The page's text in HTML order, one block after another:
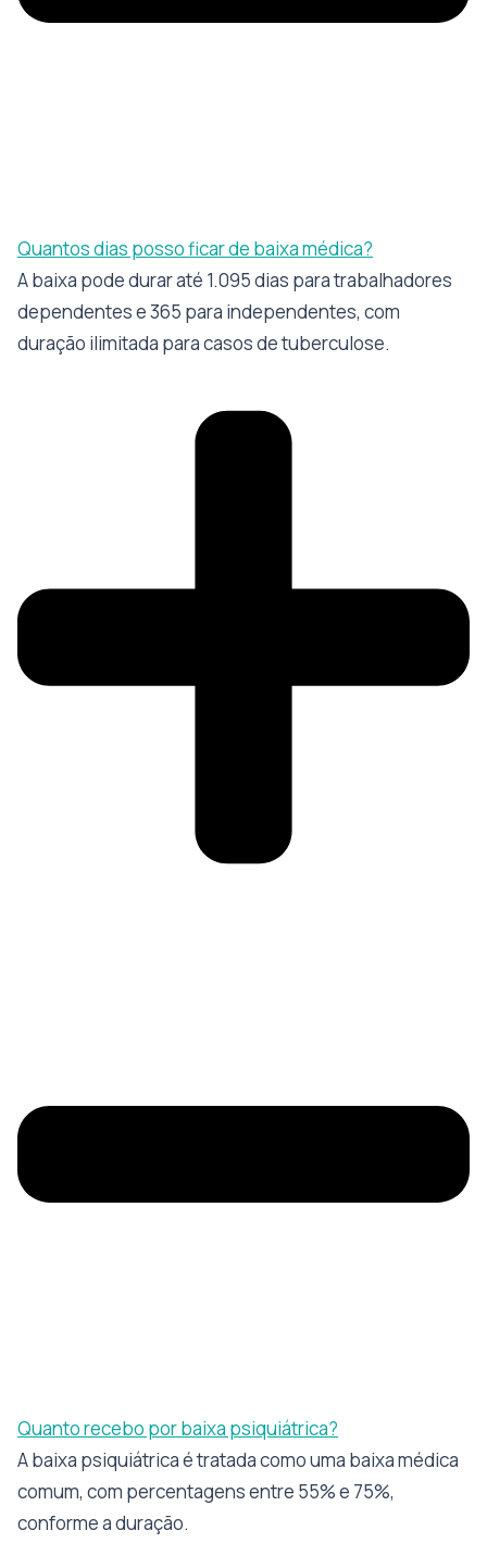
Quantos dias posso ficar de baixa médica?
A baixa pode durar até 1.095 dias para trabalhadores
dependentes e 365 para independentes, com
duração ilimitada para casos de tuberculose.
Quanto recebo por baixa psiquiátrica?
A baixa psiquiátrica é tratada como uma baixa médica
comum, com percentagens entre 55% e 75%,
conforme a duração.